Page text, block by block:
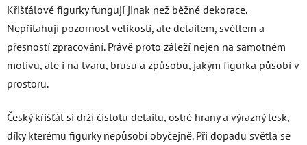
Křišťálové figurky fungují jinak než běžné dekorace.
Nepřitahují pozornost velikostí, ale detailem, světlem a
přesností zpracování. Právě proto záleží nejen na samotném
motivu, ale i na tvaru, brusu a způsobu, jakým figurka působí v
prostoru.
Český křišťál si drží čistotu detailu, ostré hrany a výrazný lesk,
díky kterému figurky nepůsobí obyčejně. Při dopadu světla se